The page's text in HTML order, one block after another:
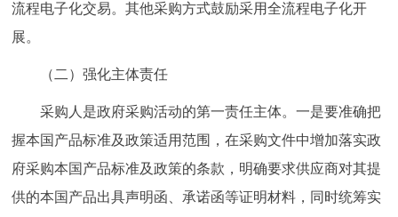
流程电子化交易。其他采购方式鼓励采用全流程电子化开
展。
（二）强化主体责任
采购人是政府采购活动的第一责任主体。一是要准确把
握本国产品标准及政策适用范围，在采购文件中增加落实政
府采购本国产品标准及政策的条款，明确要求供应商对其提
供的本国产品出具声明函、承诺函等证明材料，同时统筹实